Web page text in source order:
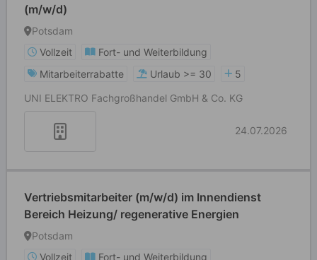
(m/w/d)
Potsdam
Vollzeit
Fort- und Weiterbildung
Mitarbeiterrabatte
Urlaub >= 30
5
UNI ELEKTRO Fachgroßhandel GmbH & Co. KG
24.07.2026
Vertriebsmitarbeiter (m/w/d) im Innendienst
Bereich Heizung/ regenerative Energien
Potsdam
Vollzeit
Fort- und Weiterbildung